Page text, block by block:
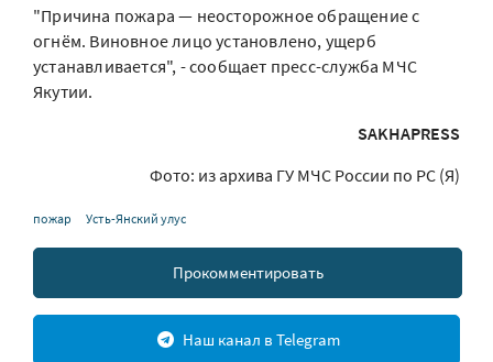
"Причина пожара — неосторожное обращение с
огнём. Виновное лицо установлено, ущерб
устанавливается", - сообщает пресс-служба МЧС
Якутии.
SAKHAPRESS
Фото: из архива ГУ МЧС России по РС (Я)
пожар Усть-Янский улус
Прокомментировать
Наш канал в Telegram